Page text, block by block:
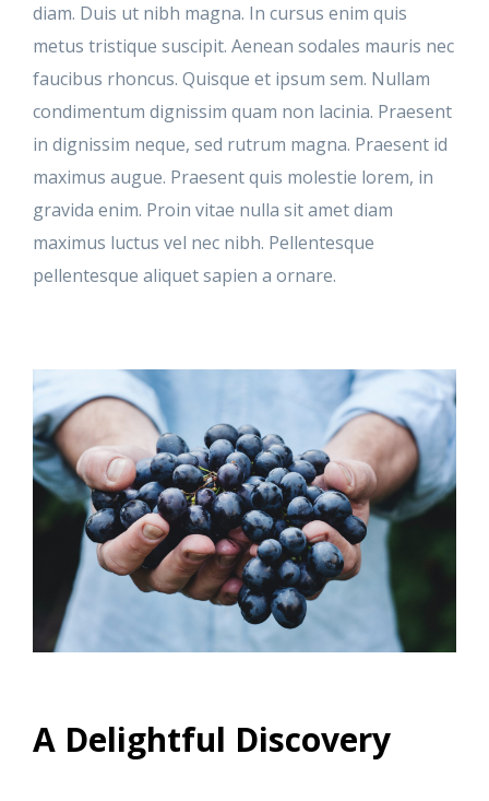
diam. Duis ut nibh magna. In cursus enim quis
metus tristique suscipit. Aenean sodales mauris nec
faucibus rhoncus. Quisque et ipsum sem. Nullam
condimentum dignissim quam non lacinia. Praesent
in dignissim neque, sed rutrum magna. Praesent id
maximus augue. Praesent quis molestie lorem, in
gravida enim. Proin vitae nulla sit amet diam
maximus luctus vel nec nibh. Pellentesque
pellentesque aliquet sapien a ornare.
A Delightful Discovery